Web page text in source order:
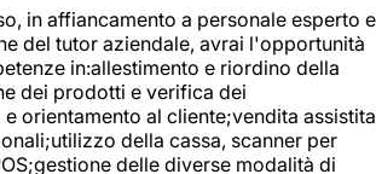
in affiancamento a personale esperto e
del tutor aziendale, avrai l'opportunità
in:allestimento e riordino della
dei prodotti e verifica dei
orientamento al cliente;vendita assistita
della cassa, scanner per
delle diverse modalità di